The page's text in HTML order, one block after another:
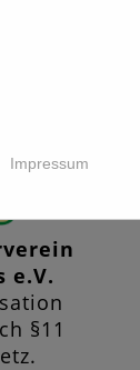
e.V.
§11
Impressum